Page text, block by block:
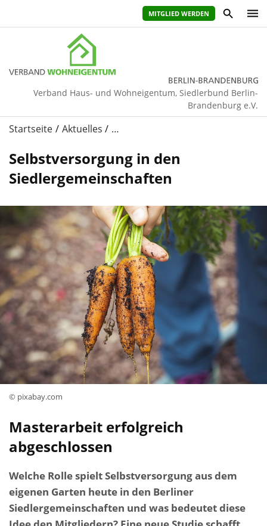
MITGLIED WERDEN
Verband Haus- und Wohneigentum, Siedlerbund Berlin-
Brandenburg e.V.
Startseite Aktuelles …
Selbstversorgung in den
Siedlergemeinschaften
© pixabay.com
Masterarbeit erfolgreich
abgeschlossen
Welche Rolle spielt Selbstversorgung aus dem
eigenen Garten heute in den Berliner
Siedlergemeinschaften und was bedeutet diese